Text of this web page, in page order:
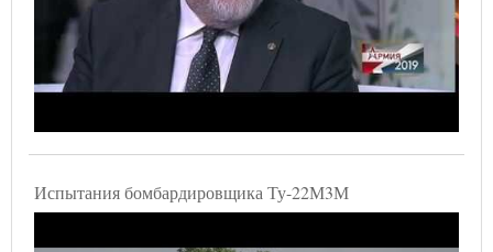
Испытания бомбардировщика Ту-22М3М